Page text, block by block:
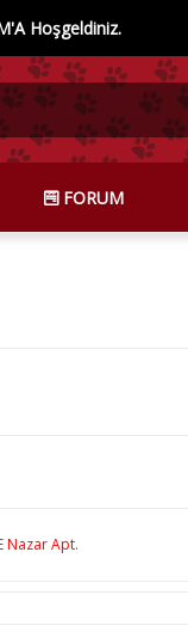
Hoşgeldiniz.
FORUM
Nazar Apt.